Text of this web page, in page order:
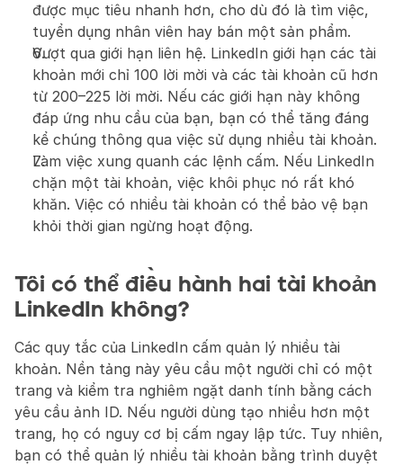
được mục tiêu nhanh hơn, cho dù đó là tìm việc,
tuyển dụng nhân viên hay bán một sản phẩm.
Vượt qua giới hạn liên hệ. LinkedIn giới hạn các tài
khoản mới chỉ 100 lời mời và các tài khoản cũ hơn
từ 200–225 lời mời. Nếu các giới hạn này không
đáp ứng nhu cầu của bạn, bạn có thể tăng đáng
kể chúng thông qua việc sử dụng nhiều tài khoản.
Làm việc xung quanh các lệnh cấm. Nếu LinkedIn
chặn một tài khoản, việc khôi phục nó rất khó
khăn. Việc có nhiều tài khoản có thể bảo vệ bạn
khỏi thời gian ngừng hoạt động.
Tôi có thể điều hành hai tài khoản
LinkedIn không?
Các quy tắc của LinkedIn cấm quản lý nhiều tài
khoản. Nền tảng này yêu cầu một người chỉ có một
trang và kiểm tra nghiêm ngặt danh tính bằng cách
yêu cầu ảnh ID. Nếu người dùng tạo nhiều hơn một
trang, họ có nguy cơ bị cấm ngay lập tức. Tuy nhiên,
bạn có thể quản lý nhiều tài khoản bằng trình duyệt